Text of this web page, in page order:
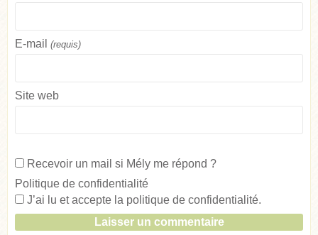
E-mail (requis)
Site web
Recevoir un mail si Mély me répond ?
Politique de confidentialité
J’ai lu et accepte la politique de confidentialité.